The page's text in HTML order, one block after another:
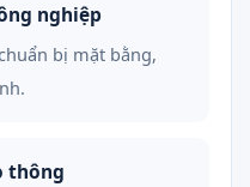
nghiệp
bị mặt bằng,
thông